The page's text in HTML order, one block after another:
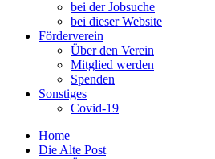
bei der Jobsuche
bei dieser Website
Förderverein
Über den Verein
Mitglied werden
Spenden
Sonstiges
Covid-19
Home
Die Alte Post